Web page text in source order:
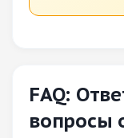
FAQ:
вопросы